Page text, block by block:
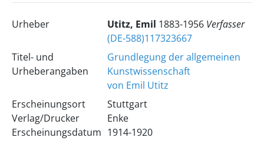
Urheber Utitz, Emil 1883-1956 Verfasser
(DE-588)117323667
Titel- und
Urheberangaben
Grundlegung der allgemeinen
Kunstwissenschaft
von Emil Utitz
Erscheinungsort
Verlag/Drucker
Erscheinungsdatum
Stuttgart
Enke
1914-1920